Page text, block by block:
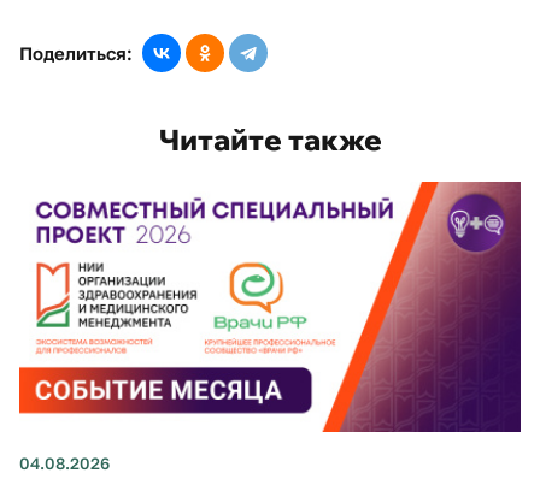
Поделиться:
Читайте также
04.08.2026